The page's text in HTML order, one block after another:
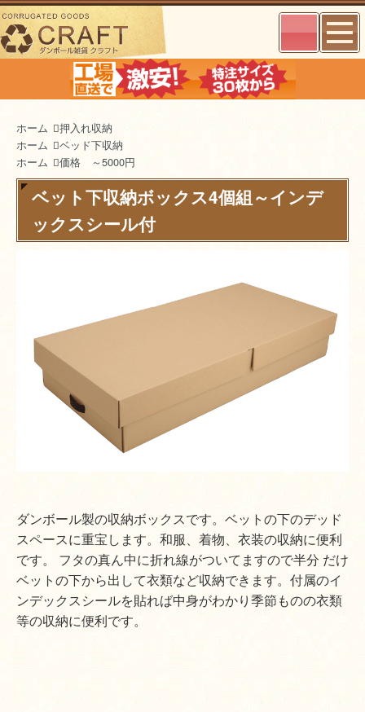
ホーム
押入れ収納
ホーム
ベッド下収納
ホーム
価格 ～5000円
ベット下収納ボックス4個組～インデ
ックスシール付
ダンボール製の収納ボックスです。ベットの下のデッド
スペースに重宝します。和服、着物、衣装の収納に便利
です。 フタの真ん中に折れ線がついてますので半分 だけ
ベットの下から出して衣類など収納できます。付属のイ
ンデックスシールを貼れば中身がわかり季節ものの衣類
等の収納に便利です。